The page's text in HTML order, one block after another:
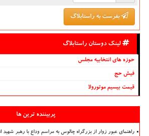
بفرست به راستابلاگ
لینک دوستان راستابلاگ
حوزه های انتخابیه مجلس
فیش حج
قیمت بیسیم موتورولا
پربیننده ترین ها
راهنمای عبور زوار از بزرگراه چالوس به مراسم وداع با رهبر شهید